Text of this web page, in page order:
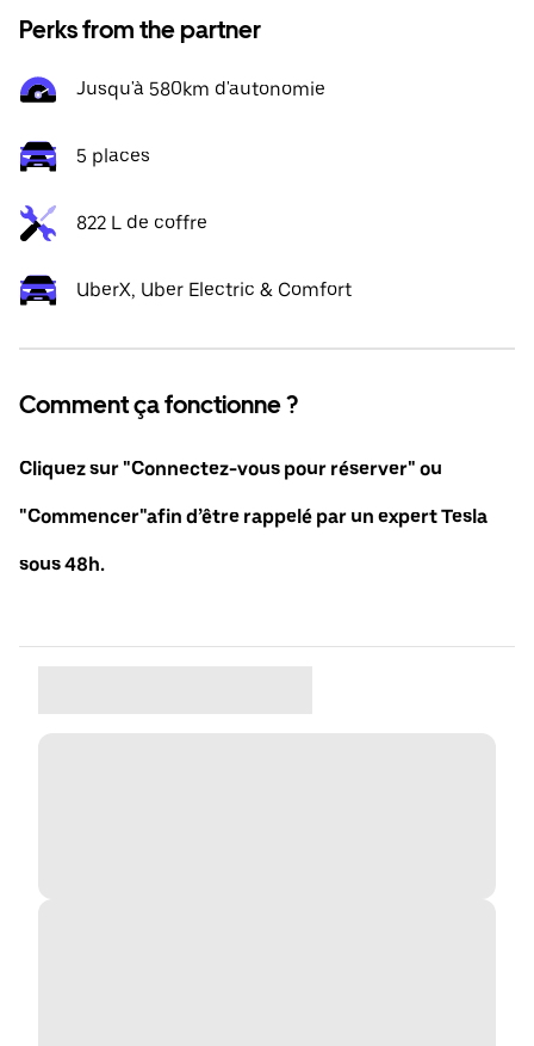
Perks from the partner
Jusqu'à 580km d'autonomie
5 places
822 L de coffre
UberX, Uber Electric & Comfort
Comment ça fonctionne ?
Cliquez sur "Connectez-vous pour réserver" ou
"Commencer"afin d’être rappelé par un expert Tesla
sous 48h.